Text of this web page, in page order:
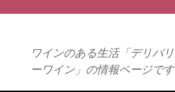
ワインのある生活「デリバリ
ーワイン」の情報ページです